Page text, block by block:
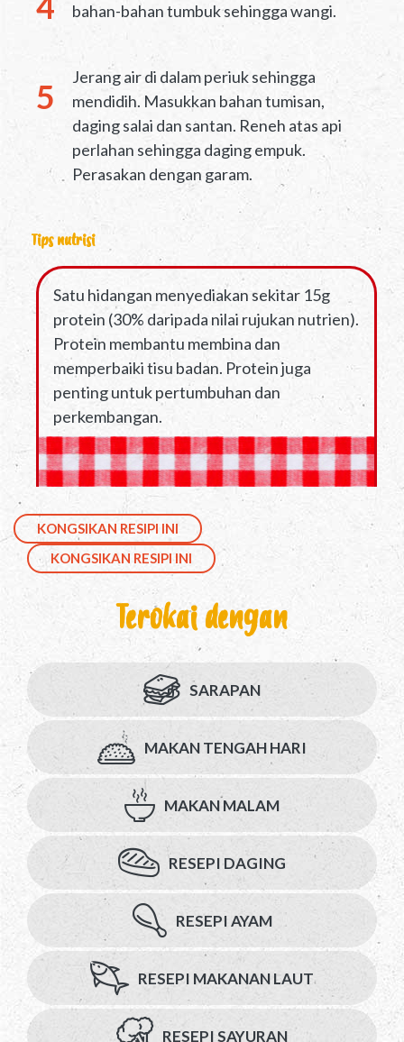
bahan-bahan tumbuk sehingga wangi.
Jerang air di dalam periuk sehingga
mendidih. Masukkan bahan tumisan,
daging salai dan santan. Reneh atas api
perlahan sehingga daging empuk.
Perasakan dengan garam.
Tips nutrisi
Satu hidangan menyediakan sekitar 15g
protein (30% daripada nilai rujukan nutrien).
Protein membantu membina dan
memperbaiki tisu badan. Protein juga
penting untuk pertumbuhan dan
perkembangan.
KONGSIKAN RESIPI INI
KONGSIKAN RESIPI INI
Terokai dengan
SARAPAN
MAKAN TENGAH HARI
MAKAN MALAM
RESEPI DAGING
RESEPI AYAM
RESEPI MAKANAN LAUT
RESEPI SAYURAN